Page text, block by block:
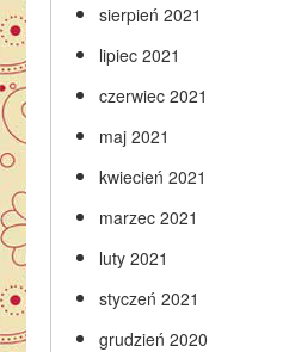
sierpień 2021
lipiec 2021
czerwiec 2021
maj 2021
kwiecień 2021
marzec 2021
luty 2021
styczeń 2021
grudzień 2020